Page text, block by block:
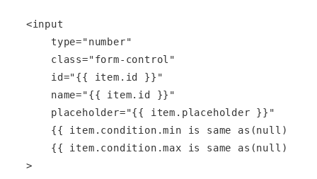
<input
    type="number"
    class="form-control"
    id="{{ item.id }}"
    name="{{ item.id }}"
    placeholder="{{ item.placeholder }}"
{{ item.condition.min is same as(null) ?
{{ item.condition.max is same as(null) ?